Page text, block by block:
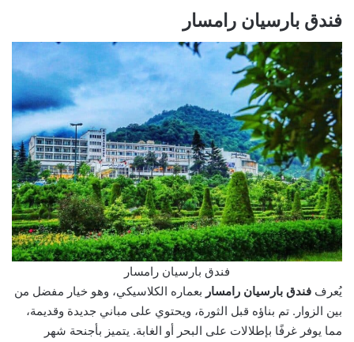
فندق بارسيان رامسار
فندق بارسيان رامسار
يُعرف فندق بارسيان رامسار بعماره الكلاسيكي، وهو خيار مفضل من
بين الزوار. تم بناؤه قبل الثورة، ويحتوي على مباني جديدة وقديمة،
مما يوفر غرفًا بإطلالات على البحر أو الغابة. يتميز بأجنحة شهر